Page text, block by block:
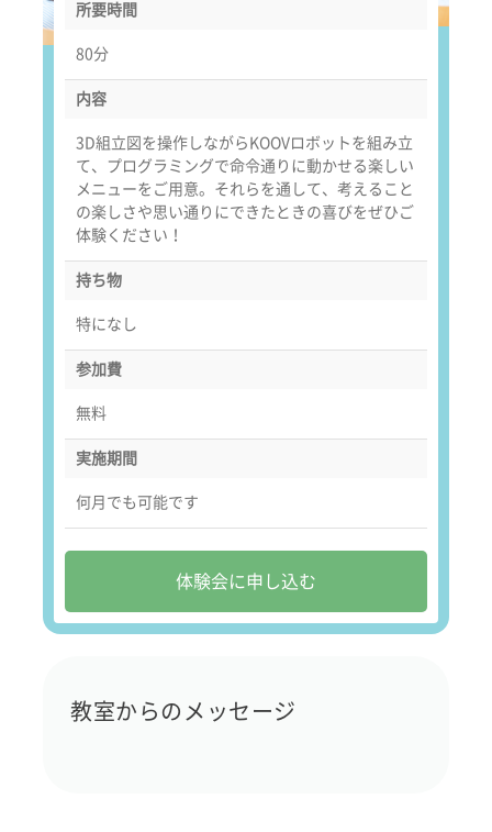
所要時間
80分
内容
3D組立図を操作しながらKOOVロボットを組み立
て、プログラミングで命令通りに動かせる楽しい
メニューをご用意。それらを通して、考えること
の楽しさや思い通りにできたときの喜びをぜひご
体験ください！
持ち物
特になし
参加費
無料
実施期間
何月でも可能です
体験会に申し込む
教室からのメッセージ